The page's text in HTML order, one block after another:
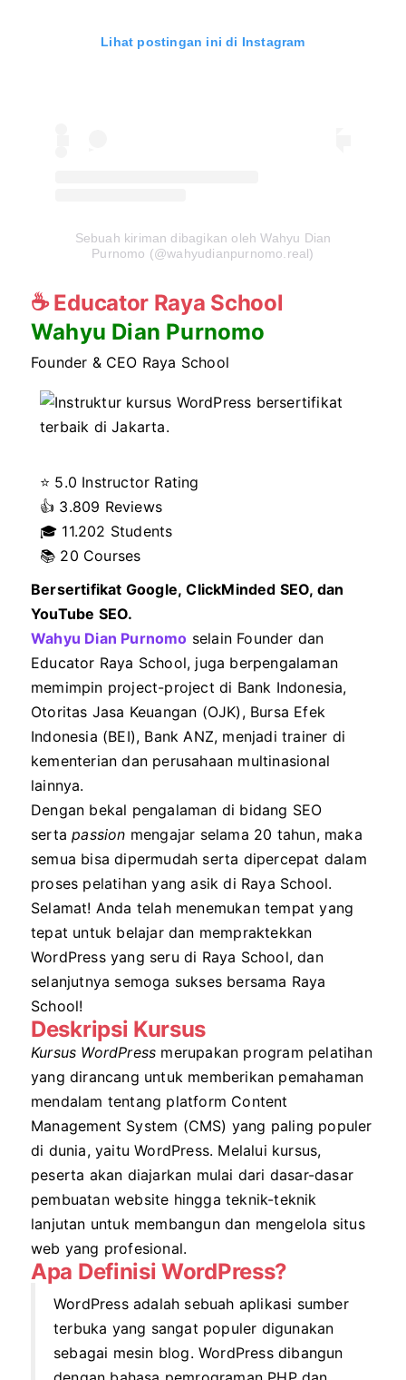
Lihat postingan ini di Instagram
Sebuah kiriman dibagikan oleh Wahyu Dian
Purnomo (@wahyudianpurnomo.real)
☕Educator Raya School
Wahyu Dian Purnomo
Founder & CEO Raya School
⭐ 5.0 Instructor Rating
👍 3.809 Reviews
🎓 11.202 Students
📚 20 Courses
Bersertifikat Google, ClickMinded SEO, dan
YouTube SEO.
Wahyu Dian Purnomo selain Founder dan
Educator Raya School, juga berpengalaman
memimpin project-project di Bank Indonesia,
Otoritas Jasa Keuangan (OJK), Bursa Efek
Indonesia (BEI), Bank ANZ, menjadi trainer di
kementerian dan perusahaan multinasional
lainnya.
Dengan bekal pengalaman di bidang SEO
sertapassion mengajar selama 20 tahun, maka
semua bisa dipermudah serta dipercepat dalam
proses pelatihan yang asik di Raya School.
Selamat! Anda telah menemukan tempat yang
tepat untuk belajar dan mempraktekkan
WordPress yang seru di Raya School, dan
selanjutnya semoga sukses bersama Raya
School!
Deskripsi Kursus
Kursus WordPress merupakan program pelatihan
yang dirancang untuk memberikan pemahaman
mendalam tentang platform Content
Management System (CMS) yang paling populer
di dunia, yaitu WordPress. Melalui kursus,
peserta akan diajarkan mulai dari dasar-dasar
pembuatan website hingga teknik-teknik
lanjutan untuk membangun dan mengelola situs
web yang profesional.
Apa Definisi WordPress?
WordPress adalah sebuah aplikasi sumber
terbuka yang sangat populer digunakan
sebagai mesin blog. WordPress dibangun